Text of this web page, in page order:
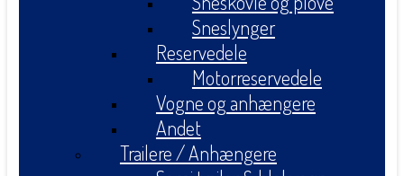
Sneslynger
Reservedele
Motorreservedele
Vogne og anhængere
Andet
Trailere / Anhængere